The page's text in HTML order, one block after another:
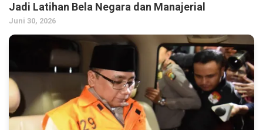
Jadi Latihan Bela Negara dan Manajerial
Juni 30, 2026